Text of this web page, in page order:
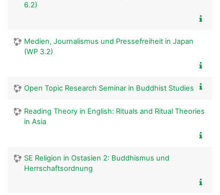
6.2)
Medien, Journalismus und Pressefreiheit in Japan
(WP 3.2)
Open Topic Research Seminar in Buddhist Studies
Reading Theory in English: Rituals and Ritual Theories
in Asia
SE Religion in Ostasien 2: Buddhismus und
Herrschaftsordnung